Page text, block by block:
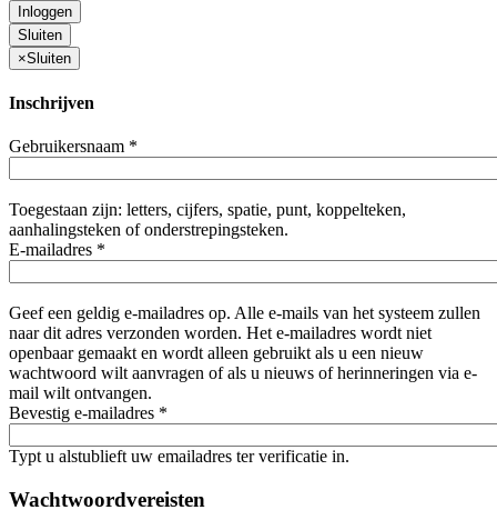
Inloggen
Sluiten
×Sluiten
Inschrijven
Gebruikersnaam *
Toegestaan zijn: letters, cijfers, spatie, punt, koppelteken,
aanhalingsteken of onderstrepingsteken.
E-mailadres *
Geef een geldig e-mailadres op. Alle e-mails van het systeem zullen
naar dit adres verzonden worden. Het e-mailadres wordt niet
openbaar gemaakt en wordt alleen gebruikt als u een nieuw
wachtwoord wilt aanvragen of als u nieuws of herinneringen via e-
mail wilt ontvangen.
Bevestig e-mailadres *
Typt u alstublieft uw emailadres ter verificatie in.
Wachtwoordvereisten